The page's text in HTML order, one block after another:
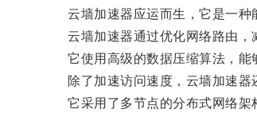
云墙加速器应运而生，它是一种
云墙加速器通过优化网络路由，
它使用高级的数据压缩算法，能够
除了加速访问速度，云墙加速器
它采用了多节点的分布式网络架构